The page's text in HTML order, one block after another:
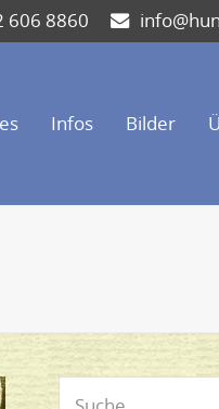
606 8860
Infos Bilder